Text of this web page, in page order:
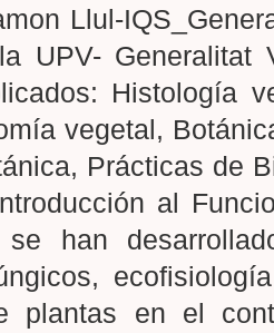
Llul-
UPV-
Histología
vegetal,
Prácticas de
al
se han
plantas en el